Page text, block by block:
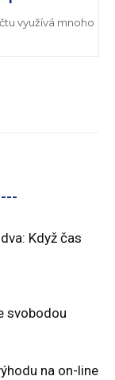
využívá mnoho
Když čas
svobodou
na on-line